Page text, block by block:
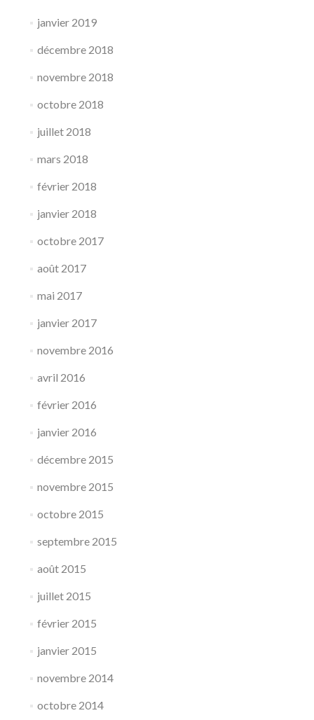
janvier 2019
décembre 2018
novembre 2018
octobre 2018
juillet 2018
mars 2018
février 2018
janvier 2018
octobre 2017
août 2017
mai 2017
janvier 2017
novembre 2016
avril 2016
février 2016
janvier 2016
décembre 2015
novembre 2015
octobre 2015
septembre 2015
août 2015
juillet 2015
février 2015
janvier 2015
novembre 2014
octobre 2014